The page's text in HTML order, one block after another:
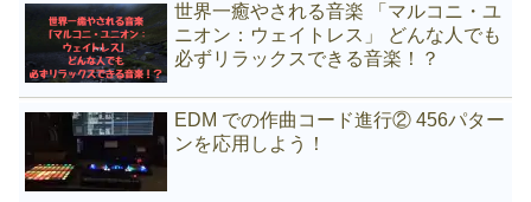
世界一癒やされる音楽 「マルコニ・ユ
ニオン：ウェイトレス」 どんな人でも
必ずリラックスできる音楽！？
EDM での作曲コード進行② 456パター
ンを応用しよう！